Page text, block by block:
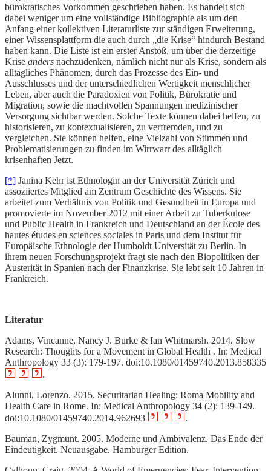
bürokratisches Vorkommen geschrieben haben. Es handelt sich
dabei weniger um eine vollständige Bibliographie als um den
Anfang einer kollektiven Literaturliste zur ständigen Erweiterung,
einer Wissensplattform die auch durch „die Krise“ hindurch Bestand
haben kann. Die Liste ist ein erster Anstoß, um über die derzeitige
Krise anders nachzudenken, nämlich nicht nur als Krise, sondern als
alltägliches Phänomen, durch das Prozesse des Ein- und
Ausschlusses und der unterschiedlichen Wertigkeit menschlicher
Leben, aber auch die Paradoxien von Politik, Bürokratie und
Migration, sowie die machtvollen Spannungen medizinischer
Versorgung sichtbar werden. Solche Texte können dabei helfen, zu
historisieren, zu kontextualisieren, zu verfremden, und zu
vergleichen. Sie können helfen, eine Vielzahl von Stimmen und
Problematisierungen zu finden im Wirrwarr des alltäglich
krisenhaften Jetzt.
[*] Janina Kehr ist Ethnologin an der Universität Zürich und
assoziiertes Mitglied am Zentrum Geschichte des Wissens. Sie
arbeitet zum Verhältnis von Politik und Gesundheit in Europa und
promovierte im November 2012 mit einer Arbeit zu Tuberkulose
und Public Health in Frankreich und Deutschland an der École des
hautes études en sciences sociales in Paris und dem Institut für
Europäische Ethnologie der Humboldt Universität zu Berlin. In
ihrem neuen Forschungsprojekt fragt sie nach den Biopolitiken der
Austerität in Spanien nach der Finanzkrise. Sie lebt seit 10 Jahren in
Frankreich.
Literatur
Adams, Vincanne, Nancy J. Burke & Ian Whitmarsh. 2014. Slow
Research: Thoughts for a Movement in Global Health . In: Medical
Anthropology 33 (3): 179-197. doi:10.1080/01459740.2013.858335
.
Alunni, Lorenzo. 2015. Securitarian Healing: Roma Mobility and
Health Care in Rome. In: Medical Anthropology 34 (2): 139‑149.
doi:10.1080/01459740.2014.962693
.
Bauman, Zygmunt. 2005. Moderne und Ambivalenz. Das Ende der
Eindeutigkeit. Neuausgabe. Hamburger Edition.